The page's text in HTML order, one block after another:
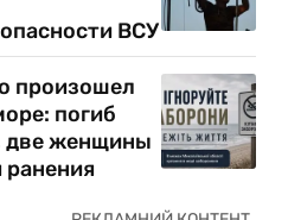
ВСУ
произошел
погиб
две женщины
ранения